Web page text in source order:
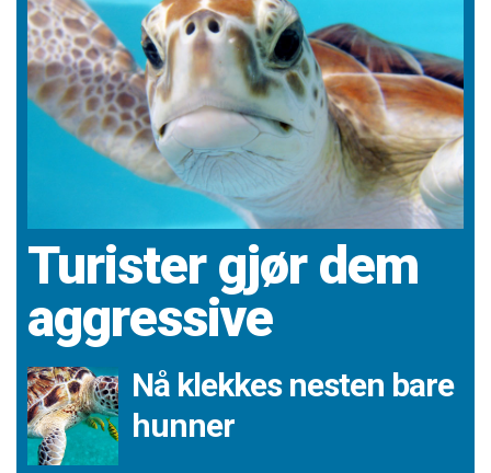
Turister gjør dem
aggressive
Nå klekkes nesten bare
hunner